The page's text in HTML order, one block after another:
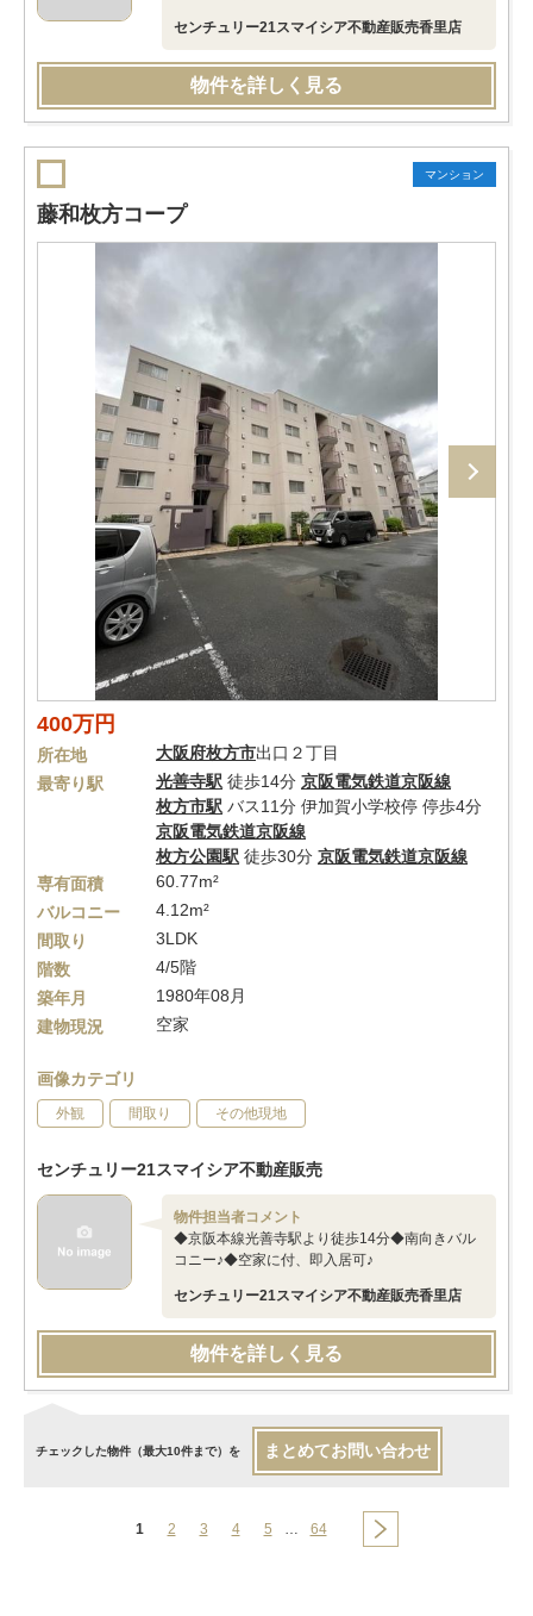
センチュリー21スマイシア不動産販売香里店
物件を詳しく見る
マンション
藤和枚方コープ
400万円
所在地 大阪府枚方市出口２丁目
最寄り駅
光善寺駅 徒歩14分 京阪電気鉄道京阪線
枚方市駅 バス11分 伊加賀小学校停 停歩4分
京阪電気鉄道京阪線
枚方公園駅 徒歩30分 京阪電気鉄道京阪線
専有面積
60.77m²
バルコニー
4.12m²
間取り
3LDK
階数
4/5階
築年月
1980年08月
建物現況
空家
画像カテゴリ
外観 間取り その他現地
センチュリー21スマイシア不動産販売
物件担当者コメント
◆京阪本線光善寺駅より徒歩14分◆南向きバル
コニー♪◆空家に付、即入居可♪
センチュリー21スマイシア不動産販売香里店
物件を詳しく見る
チェックした物件（最大10件まで）を まとめてお問い合わせ
1 2 3 4 5 … 64